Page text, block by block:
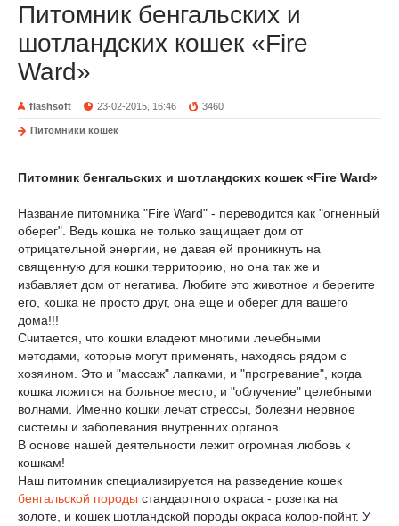
Питомник бенгальских и
шотландских кошек «Fire
Ward»
flashsoft 23-02-2015, 16:46 3460
Питомники кошек
Питомник бенгальских и шотландских кошек «Fire Ward»
Название питомника "Fire Ward" - переводится как "огненный
оберег". Ведь кошка не только защищает дом от
отрицательной энергии, не давая ей проникнуть на
священную для кошки территорию, но она так же и
избавляет дом от негатива. Любите это животное и берегите
его, кошка не просто друг, она еще и оберег для вашего
дома!!!
Считается, что кошки владеют многими лечебными
методами, которые могут применять, находясь рядом с
хозяином. Это и "массаж" лапками, и "прогревание", когда
кошка ложится на больное место, и "облучение" целебными
волнами. Именно кошки лечат стрессы, болезни нервное
системы и заболевания внутренних органов.
В основе нашей деятельности лежит огромная любовь к
кошкам!
Наш питомник специализируется на разведение кошек
бенгальской породы стандартного окраса - розетка на
золоте, и кошек шотландской породы окраса колор-пойнт. У